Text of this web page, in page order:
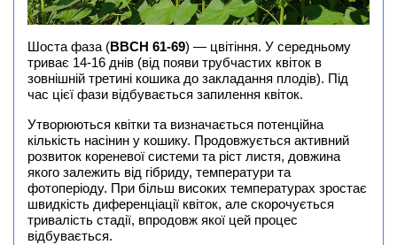
Шоста фаза (BBCH 61-69) — цвітіння. У середньому
триває 14-16 днів (від появи трубчастих квіток в
зовнішній третині кошика до закладання плодів). Під
час цієї фази відбувається запилення квіток.
Утворюються квітки та визначається потенційна
кількість насінин у кошику. Продовжується активний
розвиток кореневої системи та ріст листя, довжина
якого залежить від гібриду, температури та
фотоперіоду. При більш високих температурах зростає
швидкість диференціації квіток, але скорочується
тривалість стадії, впродовж якої цей процес
відбувається.